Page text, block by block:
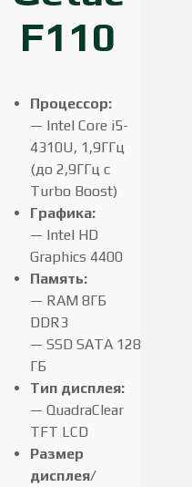
F110
Процессор:
— Intel Core i5-
4310U, 1,9ГГц
(до 2,9ГГц с
Turbo Boost)
Графика:
— Intel HD
Graphics 4400
Память:
— RAM 8ГБ
DDR3
— SSD SATA 128
ГБ
Тип дисплея:
— QuadraClear
TFT LCD
Размер
дисплея/